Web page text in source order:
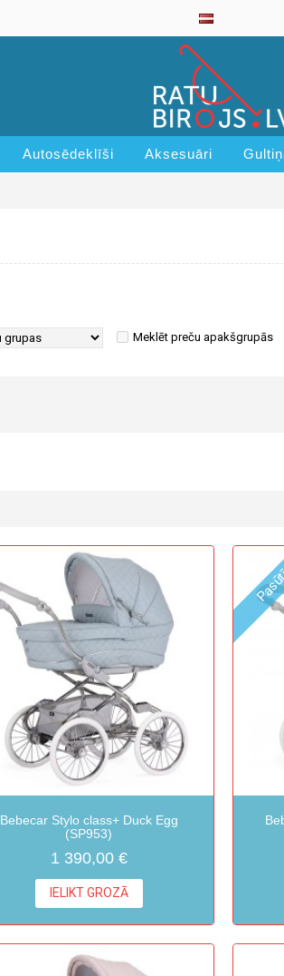
Autosēdeklīši Aksesuāri
Meklēt preču apakšgrupās
Bebecar Stylo class+ Duck Egg
(SP953)
1 390,00 €
IELIKT GROZĀ